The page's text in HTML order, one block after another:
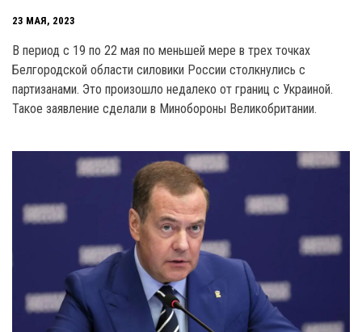
23 МАЯ, 2023
В период с 19 по 22 мая по меньшей мере в трех точках
Белгородской области силовики России столкнулись с
партизанами. Это произошло недалеко от границ с Украиной.
Такое заявление сделали в Минобороны Великобритании.